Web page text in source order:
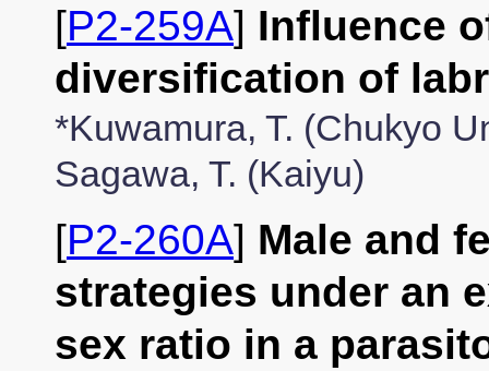
[P2-259A] Influence
diversification of
*Kuwamura, T. (Chukyo
Sagawa, T. (Kaiyu)
[P2-260A] Male and
strategies under an
sex ratio in a